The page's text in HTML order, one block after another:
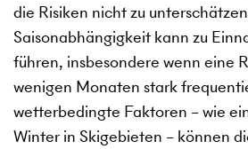
die Risiken nicht zu
Saisonabhängigkeit kann zu
führen, insbesondere wenn eine
wenigen Monaten stark
wetterbedingte Faktoren – wie
Winter in Skigebieten – können